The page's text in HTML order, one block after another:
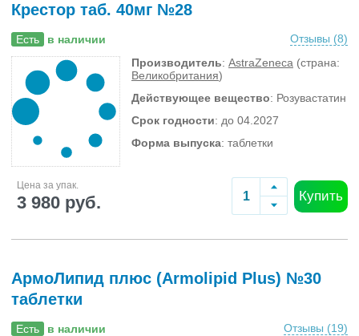
Крестор таб. 40мг №28
Есть в наличии Отзывы (8)
Производитель: AstraZeneca (страна:
Великобритания)
Действующее вещество: Розувастатин
Срок годности: до 04.2027
Форма выпуска: таблетки
Цена за упак.
3 980 руб. Купить
АрмоЛипид плюс (Armolipid Plus) №30
таблетки
Есть в наличии Отзывы (19)